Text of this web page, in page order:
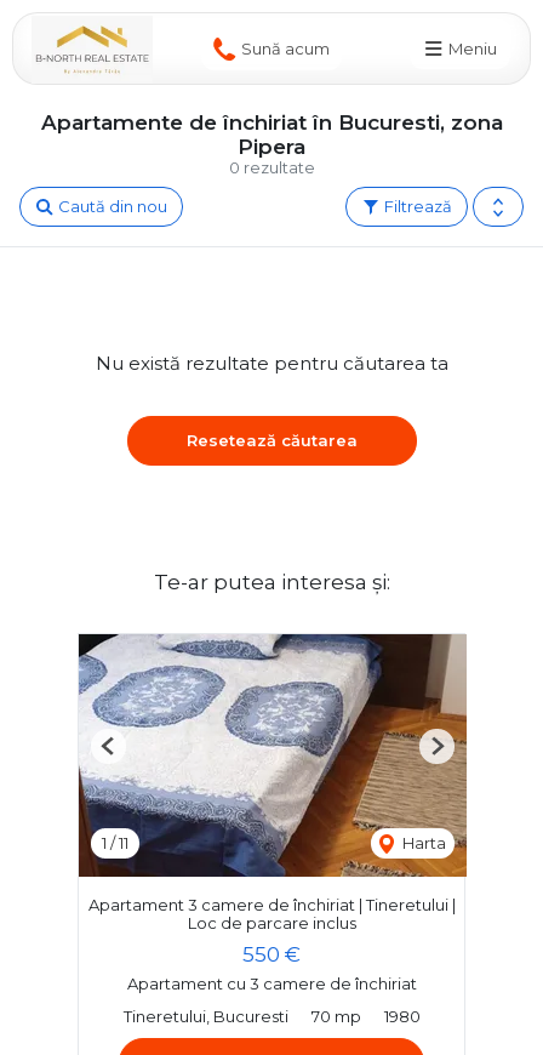
Sună acum Meniu
0 rezultate
Apartamente de închiriat în Bucuresti, zona
Pipera
Filtrează
Caută din nou
Nu există rezultate pentru căutarea ta
Resetează căutarea
Te-ar putea interesa și:
1 /11 Harta
Previous Next
Apartament 3 camere de închiriat | Tineretului |
Loc de parcare inclus
550 €
Apartament cu 3 camere de închiriat
Tineretului, Bucuresti
70 mp 1980